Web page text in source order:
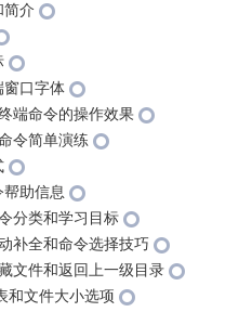
简介
窗口字体
端命令的操作效果
令简单演练
助信息
分类和学习目标
补全和命令选择技巧
文件和返回上一级目录
和文件大小选项